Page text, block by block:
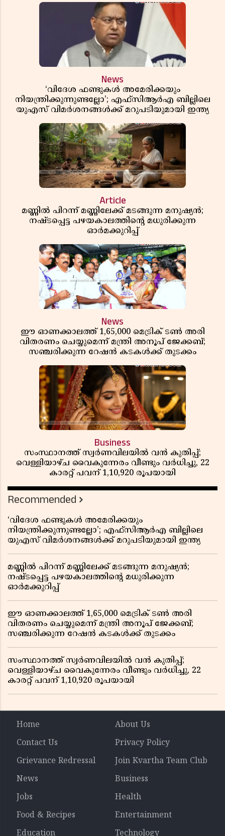
News
‘വിദേശ ഫണ്ടുകൾ അമേരിക്കയും
നിയന്ത്രിക്കുന്നുണ്ടല്ലോ’; എഫ്സിആർഎ ബില്ലിലെ
യുഎസ് വിമർശനങ്ങൾക്ക് മറുപടിയുമായി ഇന്ത്യ
Article
മണ്ണിൽ പിറന്ന് മണ്ണിലേക്ക് മടങ്ങുന്ന മനുഷ്യൻ;
നഷ്ടപ്പെട്ട പഴയകാലത്തിൻ്റെ മധുരിക്കുന്ന
ഓർമക്കുറിപ്പ്
News
ഈ ഓണക്കാലത്ത് 1,65,000 മെട്രിക് ടൺ അരി
വിതരണം ചെയ്യുമെന്ന് മന്ത്രി അനൂപ് ജേക്കബ്;
സഞ്ചരിക്കുന്ന റേഷൻ കടകൾക്ക് തുടക്കം
Business
സംസ്ഥാനത്ത് സ്വർണവിലയിൽ വൻ കുതിപ്പ്;
വെള്ളിയാഴ്ച വൈകുന്നേരം വീണ്ടും വർധിച്ചു, 22
കാരറ്റ് പവന് 1,10,920 രൂപയായി
Recommended
‘വിദേശ ഫണ്ടുകൾ അമേരിക്കയും
നിയന്ത്രിക്കുന്നുണ്ടല്ലോ’; എഫ്സിആർഎ ബില്ലിലെ
യുഎസ് വിമർശനങ്ങൾക്ക് മറുപടിയുമായി ഇന്ത്യ
മണ്ണിൽ പിറന്ന് മണ്ണിലേക്ക് മടങ്ങുന്ന മനുഷ്യൻ;
നഷ്ടപ്പെട്ട പഴയകാലത്തിൻ്റെ മധുരിക്കുന്ന
ഓർമക്കുറിപ്പ്
ഈ ഓണക്കാലത്ത് 1,65,000 മെട്രിക് ടൺ അരി
വിതരണം ചെയ്യുമെന്ന് മന്ത്രി അനൂപ് ജേക്കബ്;
സഞ്ചരിക്കുന്ന റേഷൻ കടകൾക്ക് തുടക്കം
സംസ്ഥാനത്ത് സ്വർണവിലയിൽ വൻ കുതിപ്പ്;
വെള്ളിയാഴ്ച വൈകുന്നേരം വീണ്ടും വർധിച്ചു, 22
കാരറ്റ് പവന് 1,10,920 രൂപയായി
Home
About Us
Contact Us
Privacy Policy
Grievance Redressal
Join Kvartha Team Club
News
Business
Jobs
Health
Food & Recipes
Entertainment
Education
Technology